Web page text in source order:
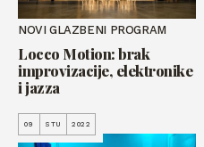
NOVI GLAZBENI PROGRAM
Locco Motion: brak
improvizacije, elektronike
i jazza
09 STU 2022